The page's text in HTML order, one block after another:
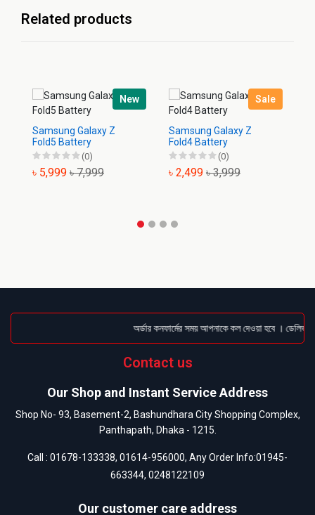
Related products
New
Samsung Galaxy Z
Fold5 Battery
(0)
৳ 5,999 ৳ 7,999
Sale
Samsung Galaxy Z
Fold4 Battery
(0)
৳ 2,499 ৳ 3,999
অর্ডার কনফার্মের সময় আপনাকে কল দেওয়া হবে ।
Contact us
Our Shop and Instant Service Address
Shop No- 93, Basement-2, Bashundhara City Shopping Complex,
Panthapath, Dhaka - 1215.
Call : 01678-133338, 01614-956000, Any Order Info:01945-
663344, 0248122109
Our customer care address